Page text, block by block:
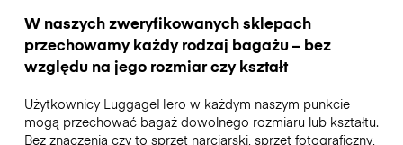
W naszych zweryfikowanych sklepach
przechowamy każdy rodzaj bagażu – bez
względu na jego rozmiar czy kształt
Użytkownicy LuggageHero w każdym naszym punkcie
mogą przechować bagaż dowolnego rozmiaru lub kształtu.
Bez znaczenia czy to sprzęt narciarski, sprzęt fotograficzny,